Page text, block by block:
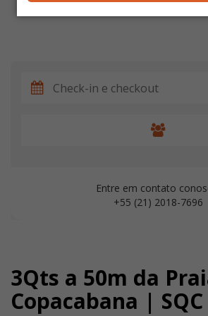
3Qts a 50m da
Copacabana |
Entre em contato
+55 (21) 2018-7696